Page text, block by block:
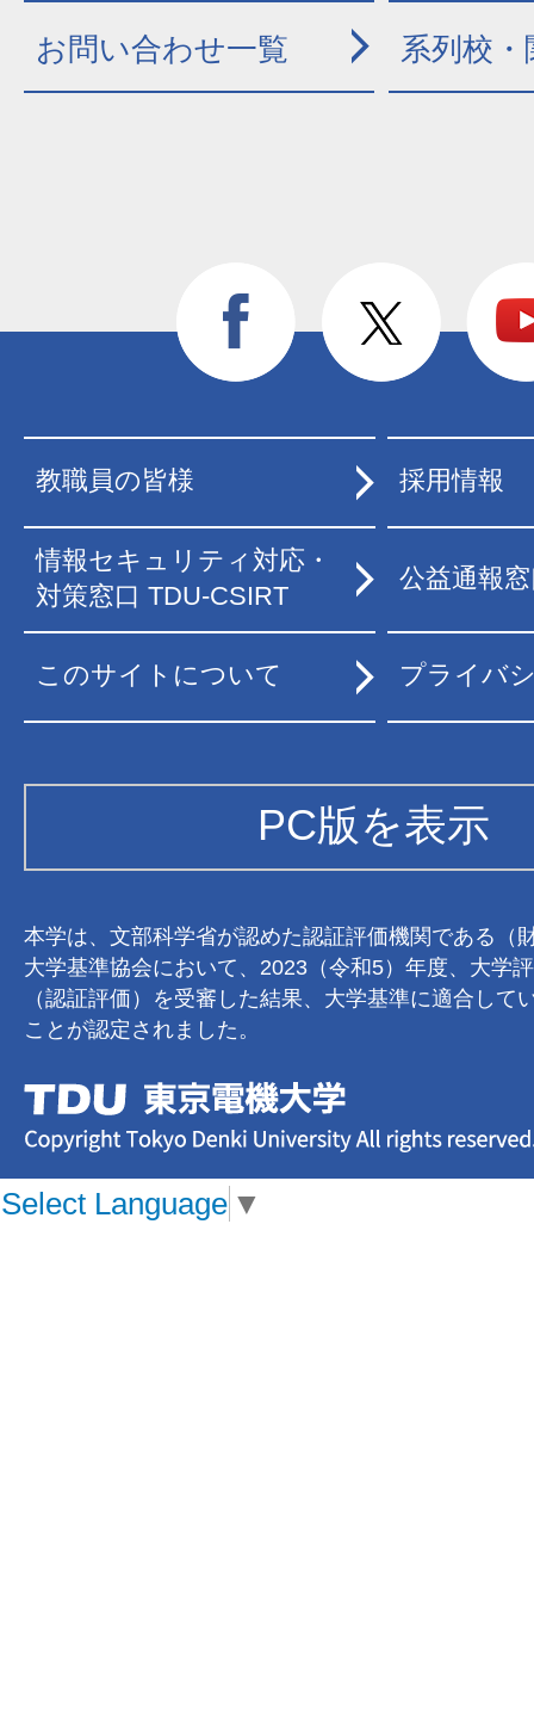
お問い合わせ一覧 系列校
教職員の皆様 採用情報
情報セキュリティ対応・
対策窓口 TDU-CSIRT
公益通報
このサイトについて プライバ
PC版を表示
本学は、文部科学省が認めた認証評価機関である（
大学基準協会において、2023（令和5）年度、大学
（認証評価）を受審した結果、大学基準に適合して
ことが認定されました。
Select Language ▼